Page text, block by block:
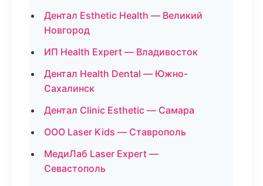
Дентал Esthetic Health — Великий
Новгород
ИП Health Expert — Владивосток
Дентал Health Dental — Южно-
Сахалинск
Дентал Clinic Esthetic — Самара
ООО Laser Kids — Ставрополь
МедиЛаб Laser Expert —
Севастополь